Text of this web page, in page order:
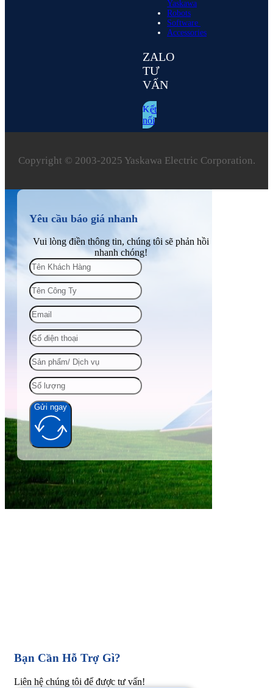
Yaskawa
Robots
Software
Accessories
ZALO
TƯ
VẤN
Kết
nối
Copyright © 2003‑2025 Yaskawa Electric Corporation.
Yêu cầu báo giá nhanh
Vui lòng điền thông tin, chúng tôi sẽ phản hồi
nhanh chóng!
Gửi ngay
Bạn Cần Hỗ Trợ Gì?
Liên hệ chúng tôi để được tư vấn!